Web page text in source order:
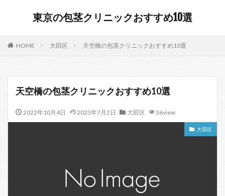
東京の包茎クリニックおすすめ10選
HOME 大田区 天空橋の包茎クリニックおすすめ10選
天空橋の包茎クリニックおすすめ10選
2022年10月4日 2023年7月2日 大田区 36view
大田区